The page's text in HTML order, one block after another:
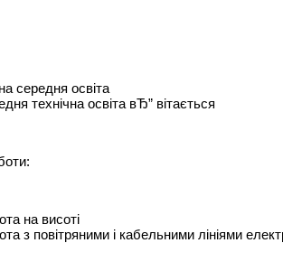
середня освіта
технічна освіта вЂ” вітається
на висоті
з повітряними і кабельними лініями